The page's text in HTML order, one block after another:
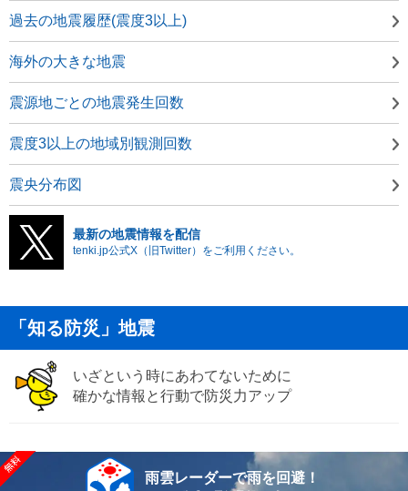
過去の地震履歴(震度3以上)
海外の大きな地震
震源地ごとの地震発生回数
震度3以上の地域別観測回数
震央分布図
最新の地震情報を配信
tenki.jp公式X（旧Twitter）をご利用ください。
「知る防災」地震
いざという時にあわてないために
確かな情報と行動で防災力アップ
雨雲レーダーで雨を回避！